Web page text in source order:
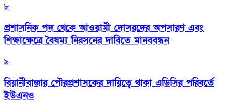
৮
প্রশাসনিক পদ থেকে আওয়ামী দোসরদের অপসারণ এবং
শিক্ষাক্ষেত্রে বৈষম্য নিরসনের দাবিতে মানববন্ধন
৯
বিয়ানীবাজার পৌরপ্রশাসকের দায়িত্বে থাকা এডিসির পরিবর্তে
ইউএনও